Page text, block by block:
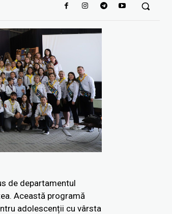
de departamentul
Această programă
adolescenții cu vârsta